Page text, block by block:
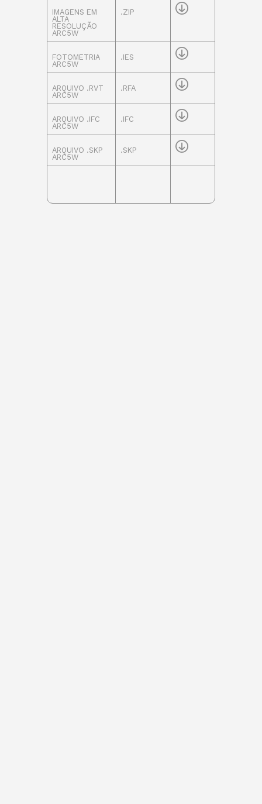
IMAGENS EM
ALTA
RESOLUÇÃO
ARC5W
.ZIP
FOTOMETRIA
ARC5W
.IES
ARQUIVO .RVT
ARC5W
.RFA
ARQUIVO .IFC
ARC5W
.IFC
ARQUIVO .SKP
ARC5W
.SKP